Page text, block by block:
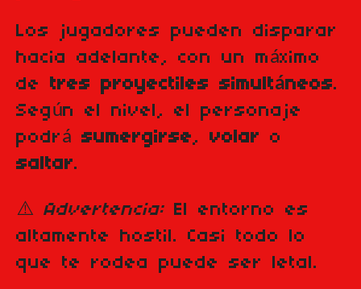
Los jugadores pueden disparar
hacia adelante, con un máximo
de tres proyectiles simultáneos.
Según el nivel, el personaje
podrá sumergirse, volar o
saltar.
⚠️ Advertencia: El entorno es
altamente hostil. Casi todo lo
que te rodea puede ser letal.